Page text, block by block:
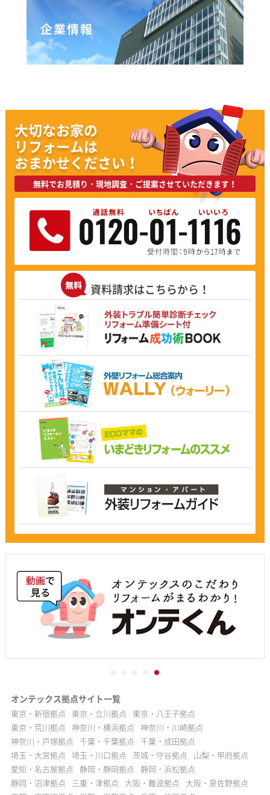
大切なお家の
リフォームは
おまかせください！
無料でお見積り・現地調査・ご提案させていただきます！
資料請求はこちらから！
オンテックス拠点サイト一覧
東京・新宿拠点 東京・立川拠点
東京・八王子拠点
東京・荒川拠点 神奈川・横浜拠点 神奈川・川崎拠点
神奈川・戸塚拠点
千葉・千葉拠点
千葉・成田拠点
埼玉・大宮拠点
埼玉・川口拠点 茨城・守谷拠点
山梨・甲府拠点
愛知・名古屋拠点
静岡・静岡拠点
静岡・浜松拠点
静岡・沼津拠点
三重・津拠点 大阪・難波拠点
大阪・泉佐野拠点